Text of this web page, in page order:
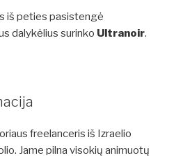
iš peties pasistengė
dalykėlius surinko Ultranoir.
freelanceris iš Izraelio
Jame pilna visokių animuotų